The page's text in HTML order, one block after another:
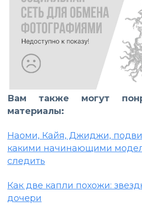
Вам также могут
материалы:
Наоми, Кайя, Джиджи,
какими начинающими
следить
Как две капли похожи:
дочери